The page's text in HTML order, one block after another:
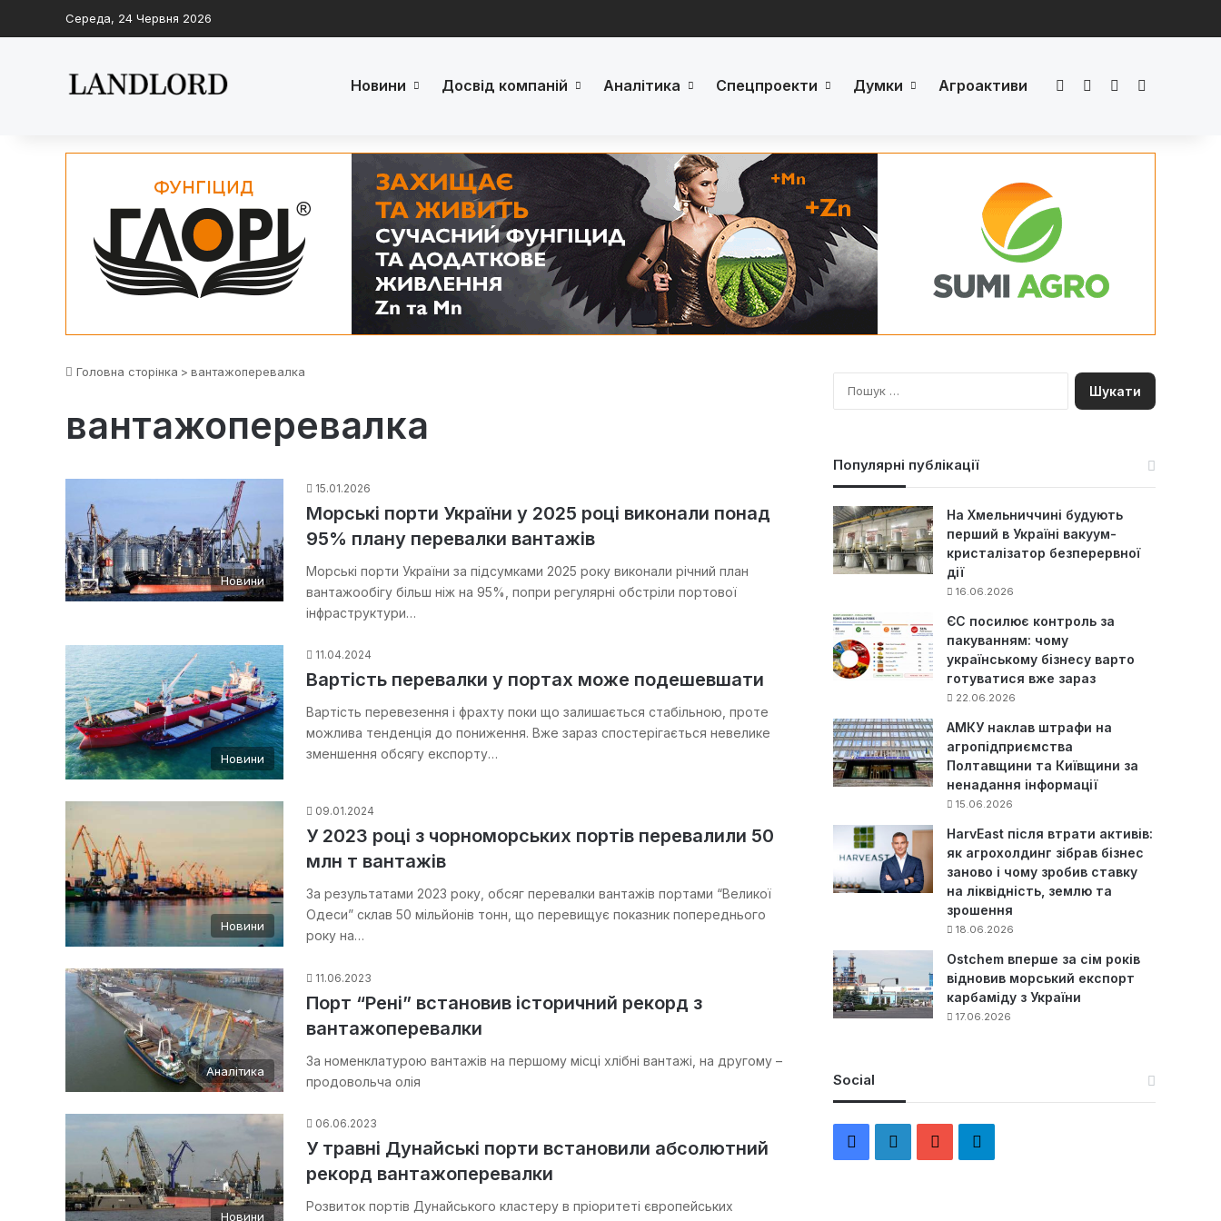
Середа, 24 Червня 2026
Новини Досвід компаній Аналітика Спецпроекти Думки Агроактиви FacebookLinkedInYouTube
Головна сторінка > вантажоперевалка
вантажоперевалка
Новини
15.01.2026
Морські порти України у 2025 році виконали понад
95% плану перевалки вантажів
Морські порти України за підсумками 2025 року виконали річний план
вантажообігу більш ніж на 95%, попри регулярні обстріли портової
інфраструктури…
Новини
11.04.2024
Вартість перевалки у портах може подешевшати
Вартість перевезення і фрахту поки що залишається стабільною, проте
можлива тенденція до пониження. Вже зараз спостерігається невелике
зменшення обсягу експорту…
Новини
09.01.2024
У 2023 році з чорноморських портів перевалили 50
млн т вантажів
За результатами 2023 року, обсяг перевалки вантажів портами “Великої
Одеси” склав 50 мільйонів тонн, що перевищує показник попереднього
року на…
Аналітика
11.06.2023
Порт “Рені” встановив історичний рекорд з
вантажоперевалки
За номенклатурою вантажів на першому місці хлібні вантажі, на другому –
продовольча олія
Новини
06.06.2023
У травні Дунайські порти встановили абсолютний
рекорд вантажоперевалки
Розвиток портів Дунайського кластеру в пріоритеті європейських
П
о
Популярні публікації
На Хмельниччині будують
перший в Україні вакуум-
кристалізатор безперервної
дії
16.06.2026
ЄС посилює контроль за
пакуванням: чому
українському бізнесу варто
готуватися вже зараз
22.06.2026
АМКУ наклав штрафи на
агропідприємства
Полтавщини та Київщини за
ненадання інформації
15.06.2026
HarvEast після втрати активів:
як агрохолдинг зібрав бізнес
заново і чому зробив ставку
на ліквідність, землю та
зрошення
18.06.2026
Ostchem вперше за сім років
відновив морський експорт
карбаміду з України
17.06.2026
Social